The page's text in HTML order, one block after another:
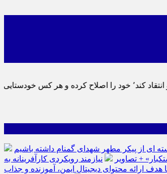
ای از پیکر مطهر شهدای گمنام داشته باشیم
نیازمند رویکردی کارآفرینانه به
ارائه محتوای دیجیتال ایمن، آموزنده و جذاب